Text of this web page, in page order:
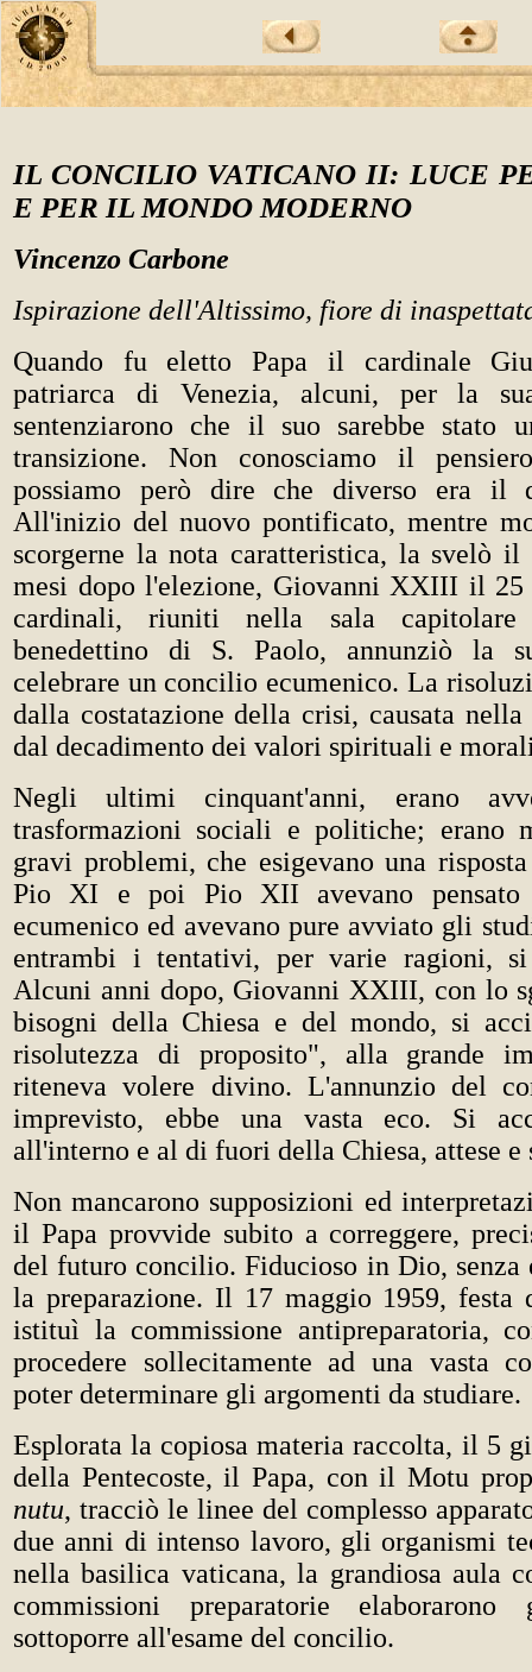
IL CONCILIO VATICANO II: LUCE
E PER IL MONDO MODERNO
Vincenzo Carbone
Ispirazione dell'Altissimo, fiore di
Quando fu eletto Papa il cardinale
patriarca di Venezia, alcuni, per la
sentenziarono che il suo sarebbe stato
transizione. Non conosciamo il
possiamo però dire che diverso era il
All'inizio del nuovo pontificato, mentre
scorgerne la nota caratteristica, la svelò il
mesi dopo l'elezione, Giovanni XXIII il 25
cardinali, riuniti nella sala capitolare
benedettino di S. Paolo, annunziò la
celebrare un concilio ecumenico. La
dalla costatazione della crisi, causata nella
dal decadimento dei valori spirituali e
Negli ultimi cinquant'anni, erano
trasformazioni sociali e politiche; erano
gravi problemi, che esigevano una
Pio XI e poi Pio XII avevano
ecumenico ed avevano pure avviato gli
entrambi i tentativi, per varie ragioni, si
Alcuni anni dopo, Giovanni XXIII, con lo
bisogni della Chiesa e del mondo, si
risolutezza di proposito", alla grande
riteneva volere divino. L'annunzio del
imprevisto, ebbe una vasta eco. Si
all'interno e al di fuori della Chiesa, attese e
Non mancarono supposizioni ed
il Papa provvide subito a correggere,
del futuro concilio. Fiducioso in Dio, senza
la preparazione. Il 17 maggio 1959, festa
istituì la commissione antipreparatoria,
procedere sollecitamente ad una vasta
poter determinare gli argomenti da studiare.
Esplorata la copiosa materia raccolta, il 5
della Pentecoste, il Papa, con il Motu
nutu, tracciò le linee del complesso
due anni di intenso lavoro, gli organismi
nella basilica vaticana, la grandiosa aula
commissioni preparatorie
sottoporre all'esame del concilio.